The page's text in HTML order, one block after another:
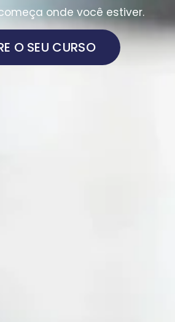
onde você estiver.
O SEU CURSO